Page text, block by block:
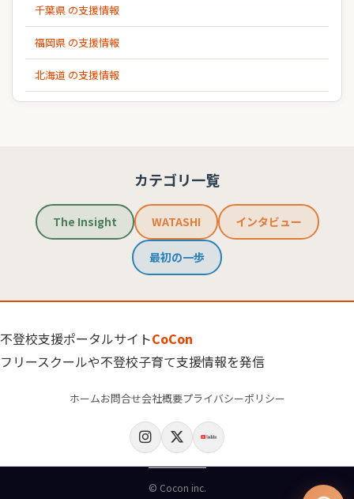
千葉県 の支援情報
福岡県 の支援情報
北海道 の支援情報
カテゴリ一覧
The Insight WATASHI インタビュー
最初の一歩
不登校支援ポータルサイトCoCon
フリースクールや不登校子育て支援情報を発信
ホームお問合せ会社概要プライバシーポリシー
© Cocon inc.